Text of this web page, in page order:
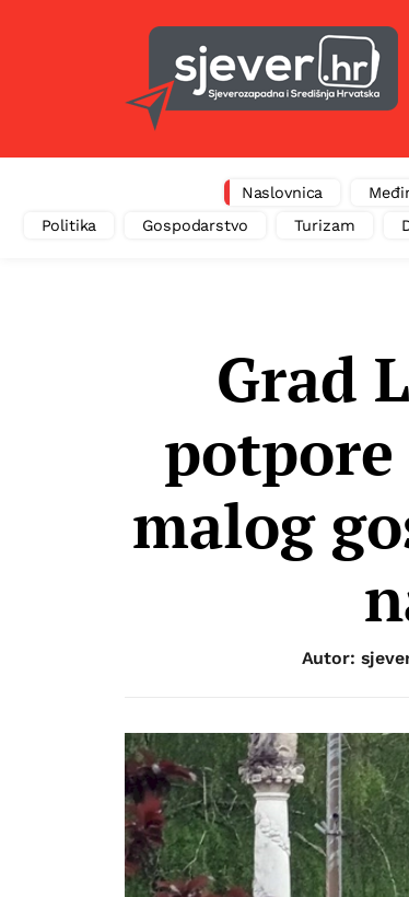
Naslovnica
Politika
Gospodarstvo Turizam
Grad
malog
Autor: